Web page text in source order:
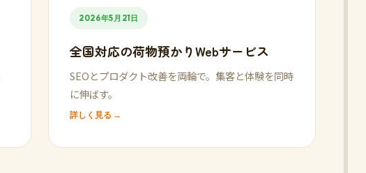
2026年5月21日
全国対応の荷物預かりWebサービス
SEOとプロダクト改善を両輪で。集客と体験を同時
に伸ばす。
詳しく見る →